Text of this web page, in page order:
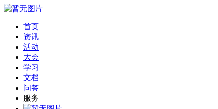
首页
资讯
活动
大会
学习
文档
问答
服务